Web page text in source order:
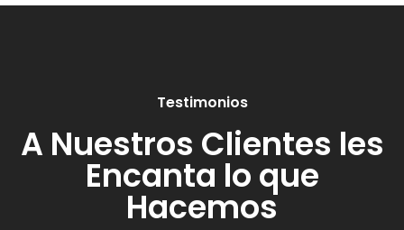
Testimonios
A Nuestros Clientes les
Encanta lo que
Hacemos